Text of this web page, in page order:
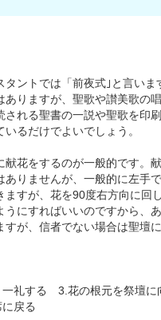
ントでは「前夜式｣と言いま
りますが、聖歌や讃美歌の
れる聖書の一説や聖歌を印
るだけでよいでしょう。
花をするのが一般的です。
りませんが、一般的に左手
すが、花を90度右方向に回
にすればいいのですから、
が、信者でない場合は聖壇
礼する 3.花の根元を祭壇に
戻る